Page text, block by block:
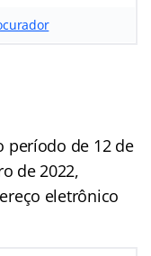
período de 12 de
de 2022,
eletrônico